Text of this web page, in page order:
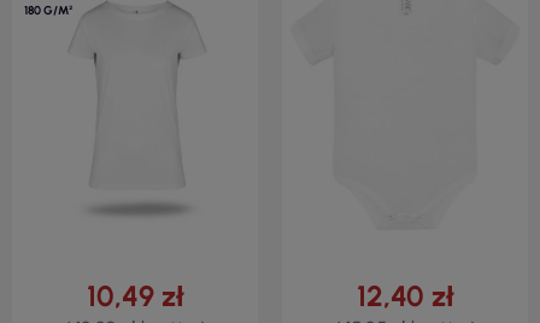
180 G/M²
10,49 zł 12,40 zł